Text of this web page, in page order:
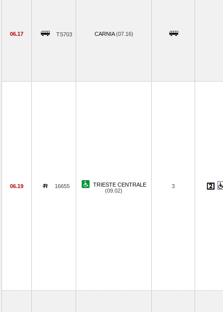
06.17 TS703 CARNIA(07.16)
06.19 16655
TRIESTE CENTRALE
(09.02)
3